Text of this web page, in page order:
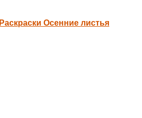
Раскраски Осенние листья